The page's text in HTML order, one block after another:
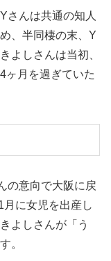
さんは共通の知人
、半同棲の末、Y
よしさんは当初、
ヶ月を過ぎていた
の意向で大阪に戻
に女児を出産し
よしさんが「う
。